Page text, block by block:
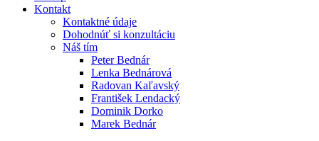
Kontakt
Kontaktné údaje
Dohodnúť si konzultáciu
Náš tím
Peter Bednár
Lenka Bednárová
Radovan Kaľavský
František Lendacký
Dominik Dorko
Marek Bednár